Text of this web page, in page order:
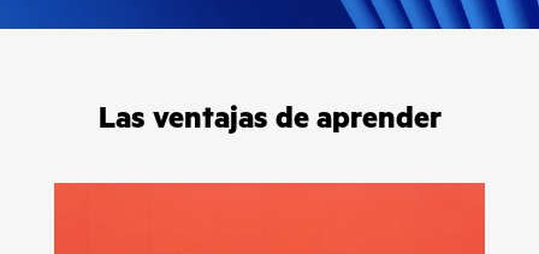
Las ventajas de aprender